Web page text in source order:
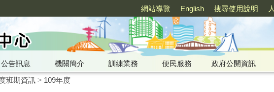
網站導覽 English 搜尋使用說明
公告訊息 機關簡介 訓練業務 便民服務
政府公開資訊
班期資訊> 109年度